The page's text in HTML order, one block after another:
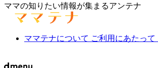
ママの知りたい情報が集まるアンテナ
ママテナについて ご利用にあたって